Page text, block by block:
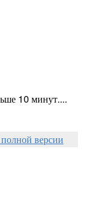
10 минут....
версии